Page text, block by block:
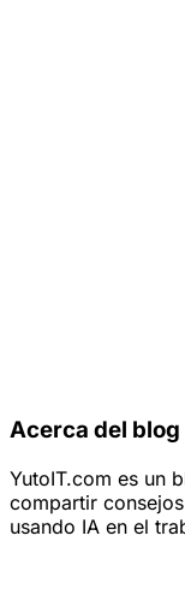
Acerca del blog
YutoIT.com es un
compartir
usando IA en el